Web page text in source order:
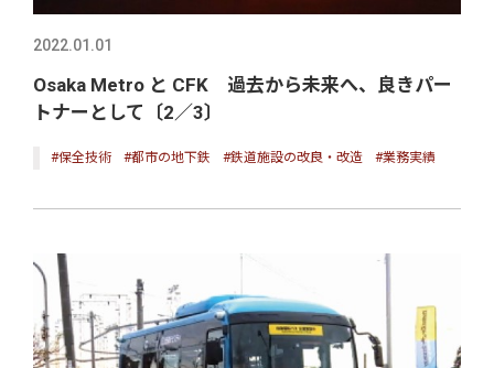
2022.01.01
Osaka Metro と CFK 過去から未来へ、良きパー
トナーとして〔2／3〕
#保全技術 #都市の地下鉄 #鉄道施設の改良・改造 #業務実績